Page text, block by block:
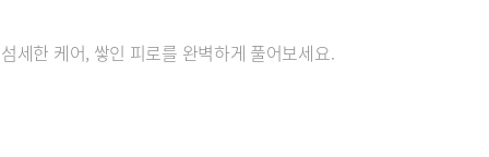
세한 케어, 쌓인 피로를 완벽하게 풀어보세요.